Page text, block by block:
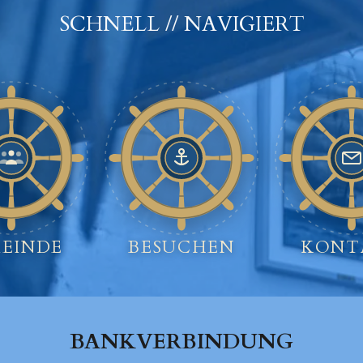
SCHNELL // NAVIGIERT
BESUCHEN
BANKVERBINDUNG